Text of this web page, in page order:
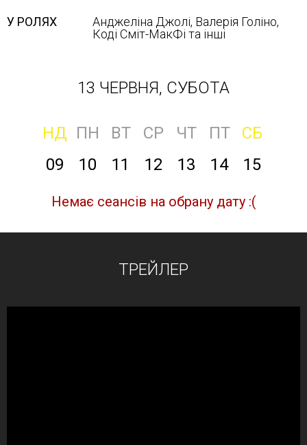
У РОЛЯХ
Анджеліна Джолі, Валерія Голіно,
Коді Сміт-МакФі та інші
13 ЧЕРВНЯ, СУБОТА
НД ПН ВТ СР ЧТ ПТ
СБ
09
10 11 12 13 14 15
Немає сеансів на обрану дату :(
ТРЕЙЛЕР